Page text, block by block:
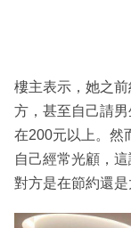
樓主表示，她之
方，甚至自己請
在200元以上。然
自己經常光顧，
對方是在節約還是